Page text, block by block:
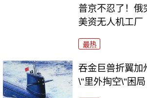
普京不忍了！俄
美资无人机工厂
最热
吞金巨兽折翼加
\"里外掏空\"困局